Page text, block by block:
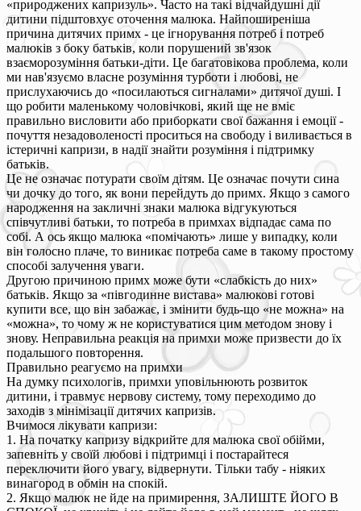
«природжених капризуль». Часто на такі відчайдушні дії
дитини підштовхує оточення малюка. Найпоширеніша
причина дитячих примх - це ігнорування потреб і потреб
малюків з боку батьків, коли порушений зв'язок
взаєморозуміння батьки-діти. Це багатовікова проблема, коли
ми нав'язуємо власне розуміння турботи і любові, не
прислухаючись до «посилаються сигналами» дитячої душі. І
що робити маленькому чоловічкові, який ще не вміє
правильно висловити або приборкати свої бажання і емоції -
почуття незадоволеності проситься на свободу і виливається в
істеричні капризи, в надії знайти розуміння і підтримку
батьків.
Це не означає потурати своїм дітям. Це означає почути сина
чи дочку до того, як вони перейдуть до примх. Якщо з самого
народження на закличні знаки малюка відгукуються
співчутливі батьки, то потреба в примхах відпадає сама по
собі. А ось якщо малюка «помічають» лише у випадку, коли
він голосно плаче, то виникає потреба саме в такому простому
способі залучення уваги.
Другою причиною примх може бути «слабкість до них»
батьків. Якщо за «півгодинне вистава» малюкові готові
купити все, що він забажає, і змінити будь-що «не можна» на
«можна», то чому ж не користуватися цим методом знову і
знову. Неправильна реакція на примхи може призвести до їх
подальшого повторення.
Правильно реагуємо на примхи
На думку психологів, примхи уповільнюють розвиток
дитини, і травмує нервову систему, тому переходимо до
заходів з мінімізації дитячих капризів.
Вчимося лікувати капризи:
1. На початку капризу відкрийте для малюка свої обійми,
запевніть у своїй любові і підтримці і постарайтеся
переключити його увагу, відвернути. Тільки табу - ніяких
винагород в обмін на спокій.
2. Якщо малюк не йде на примирення, ЗАЛИШТЕ ЙОГО В